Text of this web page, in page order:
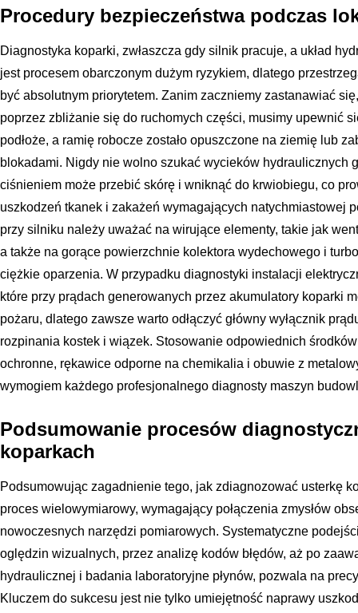
Procedury bezpieczeństwa podczas
Diagnostyka koparki, zwłaszcza gdy silnik pracuje, a układ
jest procesem obarczonym dużym ryzykiem, dlatego
być absolutnym priorytetem. Zanim zaczniemy zastanawiać
poprzez zbliżanie się do ruchomych części, musimy upewnić
podłoże, a ramię robocze zostało opuszczone na ziemię lub
blokadami. Nigdy nie wolno szukać wycieków hydraulicznych
ciśnieniem może przebić skórę i wniknąć do krwiobiegu, co
uszkodzeń tkanek i zakażeń wymagających natychmiastowej
przy silniku należy uważać na wirujące elementy, takie jak
a także na gorące powierzchnie kolektora wydechowego i
ciężkie oparzenia. W przypadku diagnostyki instalacji
które przy prądach generowanych przez akumulatory koparki
pożaru, dlatego zawsze warto odłączyć główny wyłącznik
rozpinania kostek i wiązek. Stosowanie odpowiednich
ochronne, rękawice odporne na chemikalia i obuwie z
wymogiem każdego profesjonalnego diagnosty maszyn
Podsumowanie procesów
koparkach
Podsumowując zagadnienie tego, jak zdiagnozować usterkę
proces wielowymiarowy, wymagający połączenia zmysłów
nowoczesnych narzędzi pomiarowych. Systematyczne
oględzin wizualnych, przez analizę kodów błędów, aż po
hydraulicznej i badania laboratoryjne płynów, pozwala na
Kluczem do sukcesu jest nie tylko umiejętność naprawy